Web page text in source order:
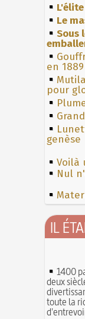
Le
Sous
en 1889
pour
genèse
Voilà
Nul
IL
1400
deux
toute la